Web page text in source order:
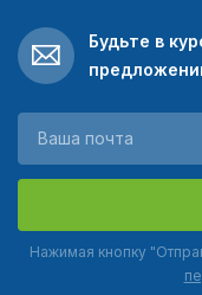
Будьте в
Нажимая кнопку